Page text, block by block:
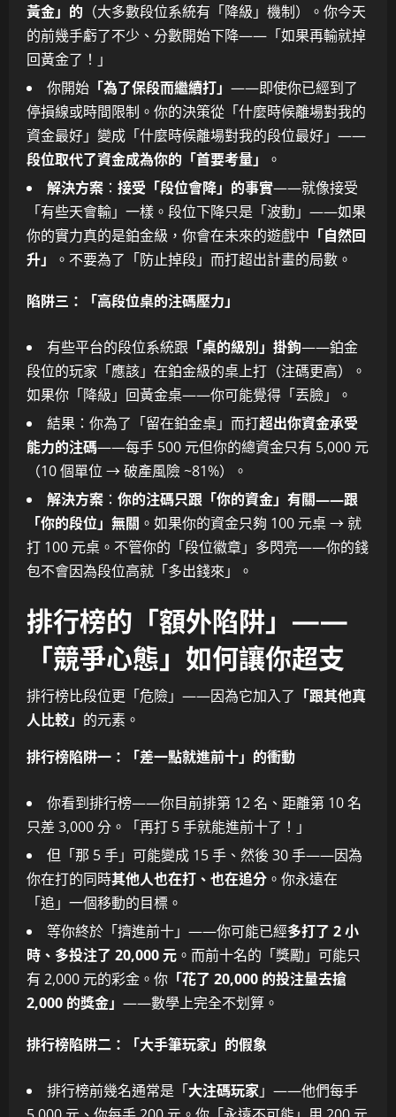
黃金」的 （大多數段位系統有「降級」機制）。你今天
的前幾手虧了不少、分數開始下降——「如果再輸就掉
回黃金了！」
你開始 「為了保段而繼續打」 ——即使你已經到了
停損線或時間限制。你的決策從「什麼時候離場對我的
資金最好」變成「什麼時候離場對我的段位最好」——
段位取代了資金成為你的「首要考量」
。
解決方案 ： 接受「段位會降」的事實——就像接受
「有些天會輸」一樣。段位下降只是「波動」——如果
你的實力真的是鉑金級，你會在未來的遊戲中 「自然回
升」
。不要為了「防止掉段」而打超出計畫的局數。
陷阱三：「高段位桌的注碼壓力」
有些平台的段位系統跟 「桌的級別」掛鉤——鉑金
段位的玩家「應該」在鉑金級的桌上打（注碼更高）。
如果你「降級」回黃金桌——你可能覺得「丟臉」。
結果：你為了「留在鉑金桌」而打超出你資金承受
能力的注碼——每手 500 元但你的總資金只有 5,000 元
（10 個單位 → 破產風險 ~81%）。
解決方案 ： 你的注碼只跟「你的資金」有關——跟
「你的段位」無關 。如果你的資金只夠 100 元桌 → 就
打 100 元桌。不管你的「段位徽章」多閃亮——你的錢
包不會因為段位高就「多出錢來」。
排行榜的「額外陷阱」——
「競爭心態」如何讓你超支
排行榜比段位更「危險」——因為它加入了 「跟其他真
人比較」 的元素。
排行榜陷阱一：「差一點就進前十」的衝動
你看到排行榜——你目前排第 12 名、距離第 10 名
只差 3,000 分。「再打 5 手就能進前十了！」
但「那 5 手」可能變成 15 手、然後 30 手——因為
你在打的同時其他人也在打、也在追分 。你永遠在
「追」一個移動的目標。
等你終於「擠進前十」——你可能已經多打了 2 小
時、多投注了 20,000 元 。而前十名的「獎勵」可能只
有 2,000 元的彩金。你 「花了 20,000 的投注量去搶
2,000 的獎金」 ——數學上完全不划算。
排行榜陷阱二：「大手筆玩家」的假象
排行榜前幾名通常是「大注碼玩家」——他們每手